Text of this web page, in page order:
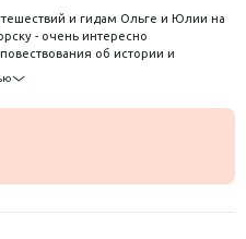
и гидам Ольге и Юлии на
- очень интересно
об истории и